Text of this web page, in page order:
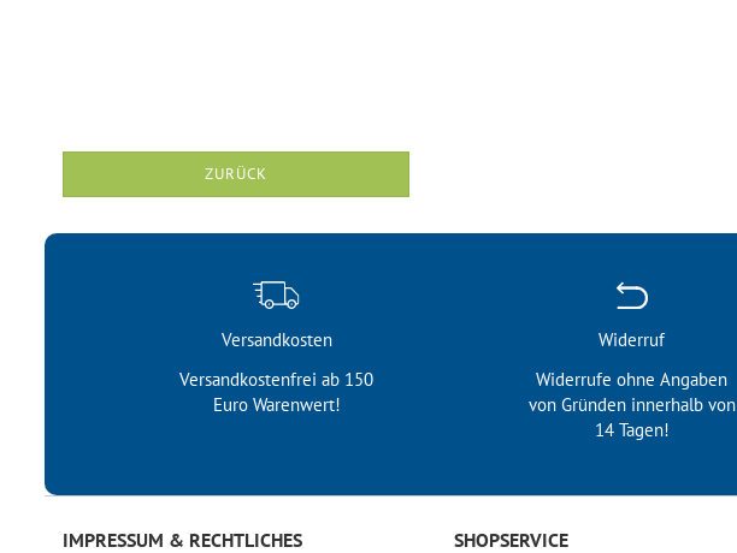
ZURÜCK
Versandkosten
Versandkostenfrei ab 150
Euro Warenwert!
Widerruf
Widerrufe ohne Angaben
von Gründen innerhalb von
14 Tagen!
IMPRESSUM & RECHTLICHES SHOPSERVICE